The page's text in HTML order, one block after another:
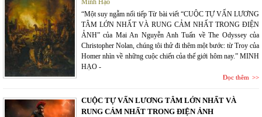
Minh Hạo
“Một suy ngẫm nối tiếp Từ bài viết “CUỘC TỰ VẤN LƯƠNG
TÂM LỚN NHẤT VÀ RUNG CẢM NHẤT TRONG ĐIỆN
ẢNH” của Mai An Nguyễn Anh Tuấn về The Odyssey của
Christopher Nolan, chúng tôi thử đi thêm một bước: từ Troy của
Homer nhìn về những cuộc chiến của thế giới hôm nay.” MINH
HẠO -
Đọc thêm
CUỘC TỰ VẤN LƯƠNG TÂM LỚN NHẤT VÀ
RUNG CẢM NHẤT TRONG ĐIỆN ẢNH